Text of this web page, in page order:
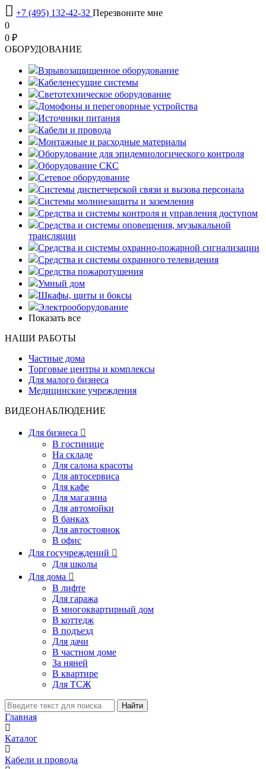
 +7 (495) 132-42-32 Перезвоните мне
0
0 ₽
OБОРУДОВАНИЕ
Взрывозащищенное оборудование
Кабеленесущие системы
Светотехническое оборудование
Домофоны и переговорные устройства
Источники питания
Кабели и провода
Монтажные и расходные материалы
Оборудование для эпидемиологического контроля
Оборудование СКС
Сетевое оборудование
Системы диспетчерской связи и вызова персонала
Системы молниезащиты и заземления
Средства и системы контроля и управления доступом
Средства и системы оповещения, музыкальной
трансляции
Средства и системы охранно-пожарной сигнализации
Средства и системы охранного телевидения
Средства пожаротушения
Умный дом
Шкафы, щиты и боксы
Электрооборудование
Показать все
НАШИ РАБОТЫ
Частные дома
Торговые центры и комплексы
Для малого бизнеса
Медицинские учреждения
ВИДЕОНАБЛЮДЕНИЕ
Для бизнеса 
В гостинице
На складе
Для салона красоты
Для автосервиса
Для кафе
Для магазина
Для автомойки
В банках
Для автостоянок
В офис
Для госучреждений 
Для школы
Для дома 
В лифте
Для гаража
В многоквартирный дом
В коттедж
В подъезд
Для дачи
В частном доме
За няней
В квартире
Для ТСЖ
Найти
Главная
Каталог
Кабели и провода